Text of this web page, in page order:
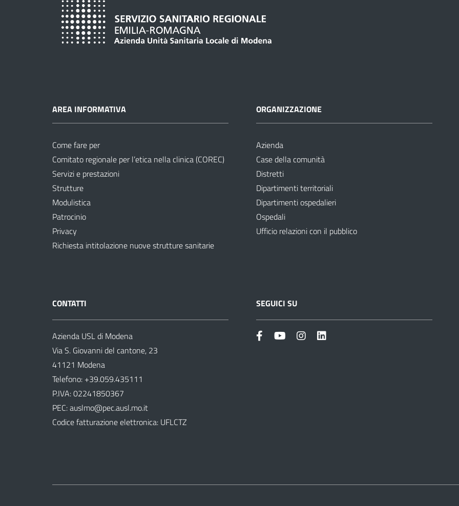
AREA INFORMATIVA
Come fare per
Comitato regionale per l’etica nella clinica (COREC)
Servizi e prestazioni
Strutture
Modulistica
Patrocinio
Privacy
Richiesta intitolazione nuove strutture sanitarie
ORGANIZZAZIONE
Azienda
Case della comunità
Distretti
Dipartimenti territoriali
Dipartimenti ospedalieri
Ospedali
Ufficio relazioni con il pubblico
CONTATTI
Azienda USL di Modena
Via S. Giovanni del cantone, 23
41121 Modena
Telefono: +39.059.435111
P.IVA: 02241850367
PEC:auslmo@pec.ausl.mo.it
Codice fatturazione elettronica: UFLCTZ
SEGUICI SU